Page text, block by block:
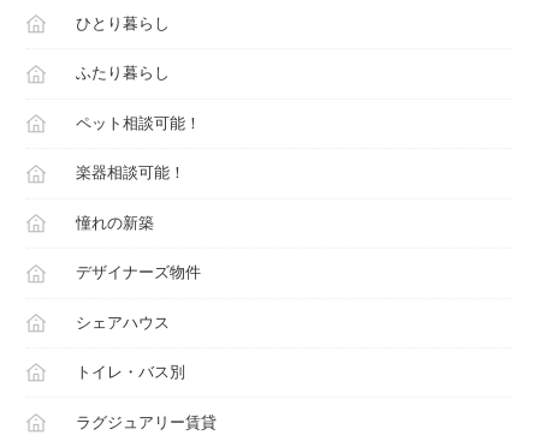
ひとり暮らし
ふたり暮らし
ペット相談可能！
楽器相談可能！
憧れの新築
デザイナーズ物件
シェアハウス
トイレ・バス別
ラグジュアリー賃貸